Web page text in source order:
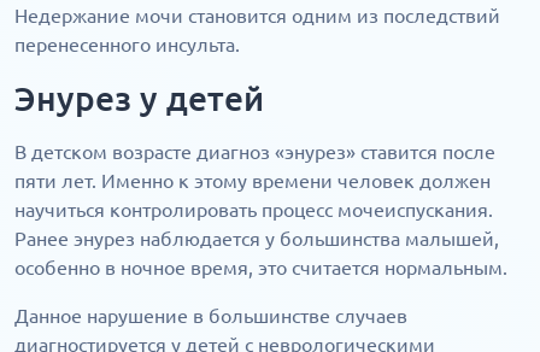
Недержание мочи становится одним из последствий
перенесенного инсульта.
Энурез у детей
В детском возрасте диагноз «энурез» ставится после
пяти лет. Именно к этому времени человек должен
научиться контролировать процесс мочеиспускания.
Ранее энурез наблюдается у большинства малышей,
особенно в ночное время, это считается нормальным.
Данное нарушение в большинстве случаев
диагностируется у детей с неврологическими